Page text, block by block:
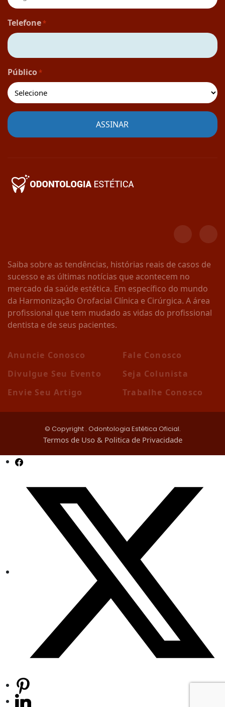
Telefone*
Público*
Saiba sobre as tendências, histórias reais de casos de
sucesso e as últimas notícias que acontecem no
mercado da saúde estética. Em específico do mundo
da Harmonização Orofacial Clínica e Cirúrgica. A área
profissional que tem mudado as vidas do profissional
dentista e de seus pacientes.
Anuncie Conosco
Divulgue Seu Evento
Envie Seu Artigo
Fale Conosco
Seja Colunista
Trabalhe Conosco
© Copyright . Odontologia Estética Oficial.
Termos de Uso & Politica de Privacidade